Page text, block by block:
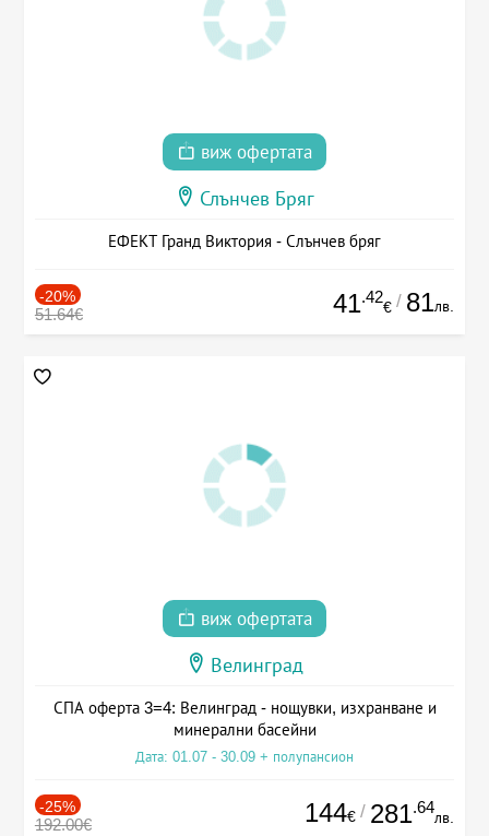
виж офертата
Слънчев Бряг
ЕФЕКТ Гранд Виктория - Слънчев бряг
-20%
51.64€ 41.42
€ / 81лв.
виж офертата
Велинград
СПА оферта 3=4: Велинград - нощувки, изхранване и
минерални басейни
Дата: 01.07 - 30.09 + полупансион
-25%
192.00€ 144€ / 281.64
лв.